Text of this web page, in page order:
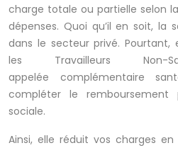
charge totale ou partielle selon
dépenses. Quoi qu’il en soit, la
dans le secteur privé.
les Travailleurs Non-
appelée complémentaire
compléter le remboursement
sociale.
Ainsi, elle réduit vos charges